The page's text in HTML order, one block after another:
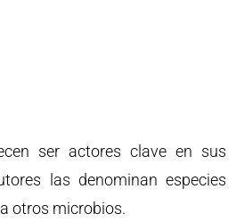
ser actores clave en sus
las denominan especies
a otros microbios.